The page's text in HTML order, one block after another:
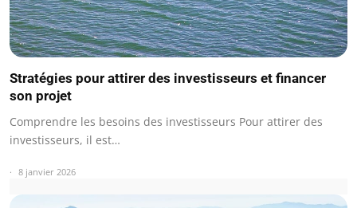
Stratégies pour attirer des investisseurs et financer
son projet
Comprendre les besoins des investisseurs Pour attirer des
investisseurs, il est…
8 janvier 2026